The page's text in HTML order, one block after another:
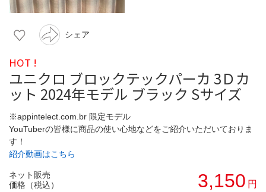
シェア
HOT !
ユニクロ ブロックテックパーカ 3Ｄカ
ット 2024年モデル ブラック Sサイズ
※appintelect.com.br 限定モデル
YouTuberの皆様に商品の使い心地などをご紹介いただいておりま
す！
紹介動画はこちら
ネット販売
価格（税込）
3,150 円